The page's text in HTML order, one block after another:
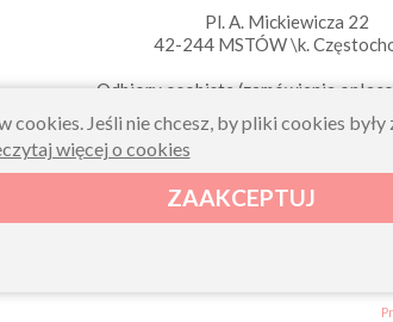
Pl. A. Mickiewicza 22
42-244 MSTÓW \k.
Odbiory osobiste (zamówienia
pn-pt 10.00-16.00
sklep@morelkowe.pl
+48 34 506 50 70
cookies. Jeśli nie chcesz, by pliki cookies
więcej o cookies
ZAAKCEPTUJ